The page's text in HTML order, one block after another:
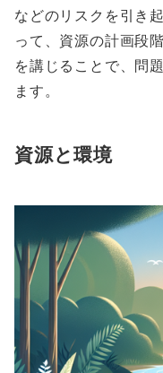
などのリスクを引き
って、資源の計画段
を講じることで、問
ます。
資源と環境